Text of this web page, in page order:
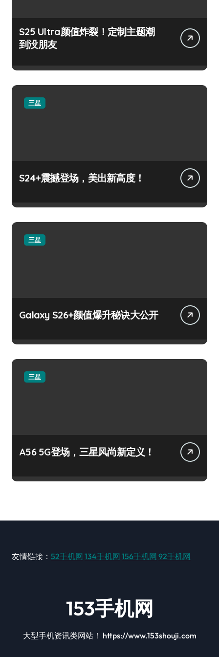
S25 Ultra颜值炸裂！定制主题潮
到没朋友
三星
S24+震撼登场，美出新高度！
三星
Galaxy S26+颜值爆升秘诀大公开
三星
A56 5G登场，三星风尚新定义！
友情链接： 52手机网 134手机网 156手机网 92手机网
153手机网
大型手机资讯类网站！ https://www.153shouji.com